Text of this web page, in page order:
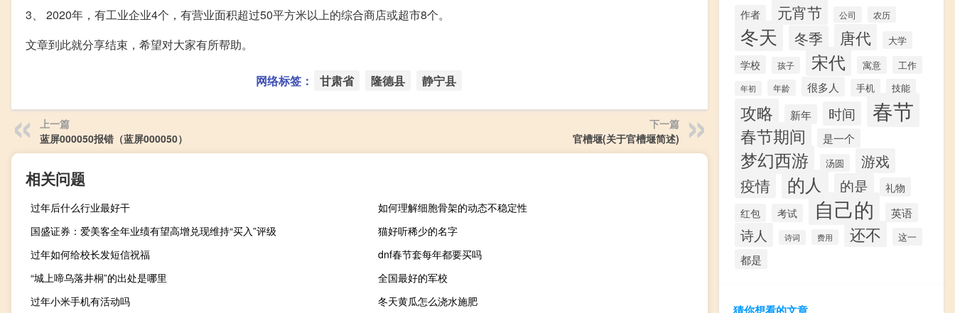
3、 2020年，有工业企业4个，有营业面积超过50平方米以上的综合商店或超市8个。
文章到此就分享结束，希望对大家有所帮助。
网络标签： 甘肃省 隆德县 静宁县
上一篇
蓝屏000050报错（蓝屏000050）
下一篇
官槽堰(关于官槽堰简述)
相关问题
过年后什么行业最好干
如何理解细胞骨架的动态不稳定性
国盛证券：爱美客全年业绩有望高增兑现维持“买入”评级
猫好听稀少的名字
过年如何给校长发短信祝福
dnf春节套每年都要买吗
“城上啼乌落井桐”的出处是哪里
全国最好的军校
过年小米手机有活动吗
冬天黄瓜怎么浇水施肥
作者 元宵节 公司 农历
冬天 冬季 唐代 大学
学校 孩子 宋代 寓意 工作
年初 年龄 很多人 手机 技能
攻略 新年 时间 春节
春节期间 是一个
梦幻西游 汤圆 游戏
疫情 的人 的是 礼物
红包 考试 自己的 英语
诗人 诗词 费用 还不 这一
都是